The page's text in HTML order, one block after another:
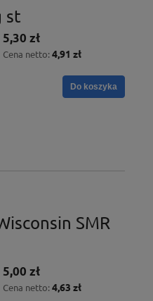
st
5,30 zł
Cena netto: 4,91 zł
Do koszyka
SMR
5,00 zł
Cena netto: 4,63 zł